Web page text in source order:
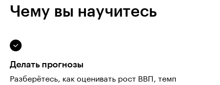
Чему вы научитесь
Делать прогнозы
Разберётесь, как оценивать рост ВВП, темп